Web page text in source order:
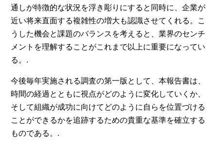
通しが特徴的な状況を浮き彫りにすると同時に、企業が
近い将来直面する複雑性の増大も認識させてくれる。こ
うした機会と課題のバランスを考えると、業界のセンチ
メントを理解することがこれまで以上に重要になってい
る。.
今後毎年実施される調査の第一版として、本報告書は、
時間の経過とともに視点がどのように変化していくか、
そして組織が成功に向けてどのように自らを位置づける
ことができるかを追跡するための貴重な基準を確立する
ものである。.